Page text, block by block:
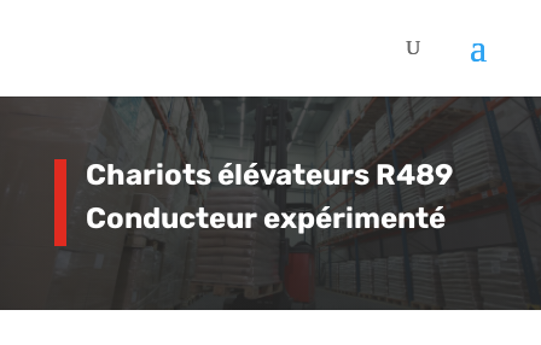
Chariots élévateurs R489
Conducteur expérimenté